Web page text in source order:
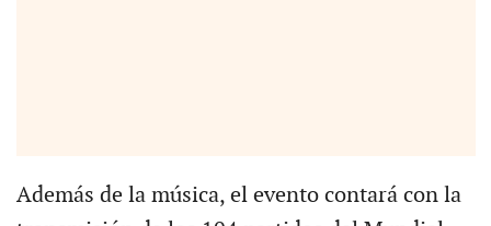
Además de la música, el evento contará con la